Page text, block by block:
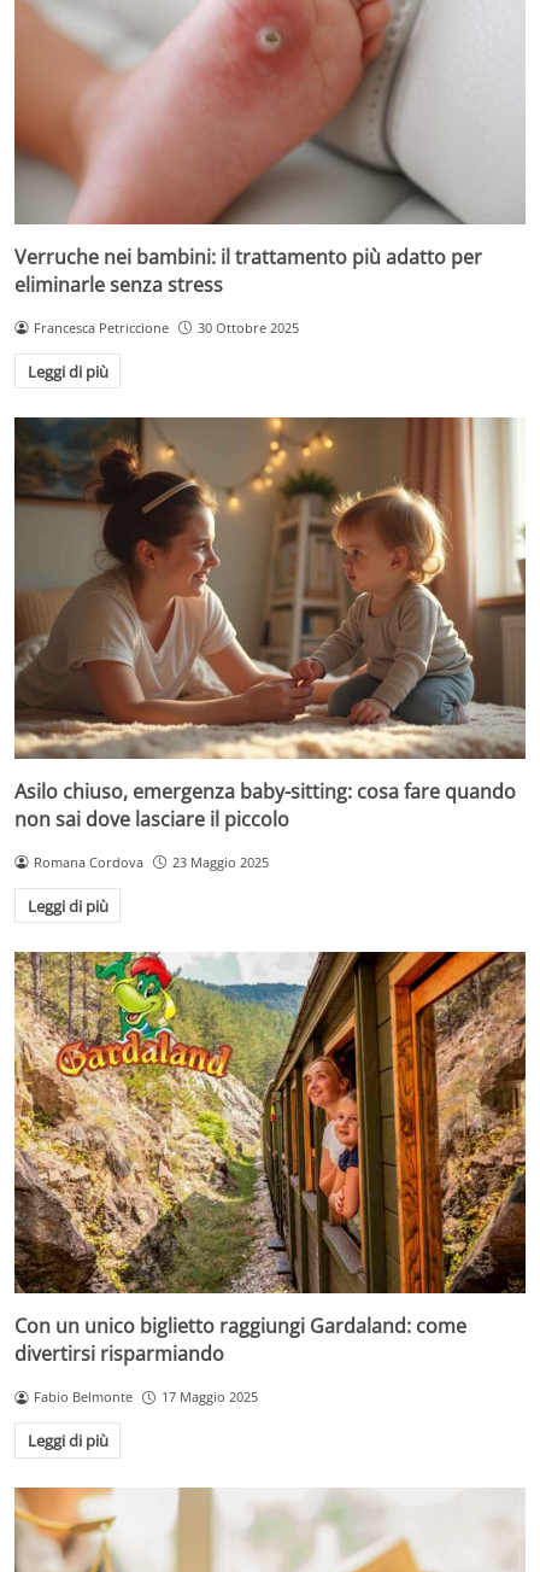
Verruche nei bambini: il trattamento più adatto per
eliminarle senza stress
Francesca Petriccione 30 Ottobre 2025
Leggi di più
Asilo chiuso, emergenza baby-sitting: cosa fare quando
non sai dove lasciare il piccolo
Romana Cordova 23 Maggio 2025
Leggi di più
Con un unico biglietto raggiungi Gardaland: come
divertirsi risparmiando
Fabio Belmonte 17 Maggio 2025
Leggi di più